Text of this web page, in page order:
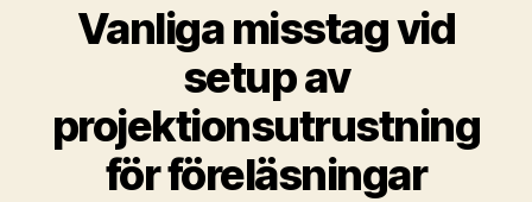
Vanliga misstag vid
setup av
projektionsutrustning
för föreläsningar